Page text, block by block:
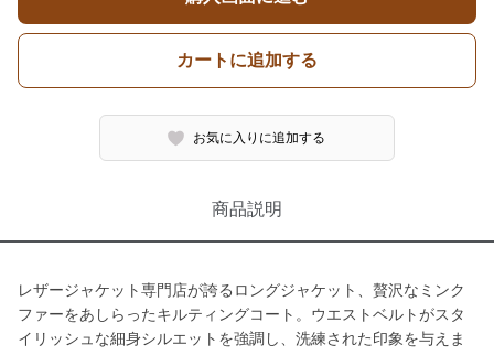
カートに追加する
お気に入りに追加する
商品説明
レザージャケット専門店が誇るロングジャケット、贅沢なミンク
ファーをあしらったキルティングコート。ウエストベルトがスタ
イリッシュな細身シルエットを強調し、洗練された印象を与えま